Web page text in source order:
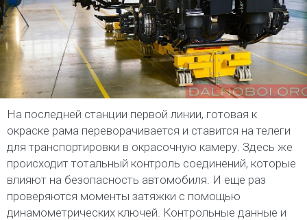
На последней станции первой линии, готовая к
окраске рама переворачивается и ставится на телеги
для транспортировки в окрасочную камеру. Здесь же
происходит тотальный контроль соединений, которые
влияют на безопасность автомобиля. И еще раз
проверяются моменты затяжки с помощью
динамометрических ключей. Контрольные данные и